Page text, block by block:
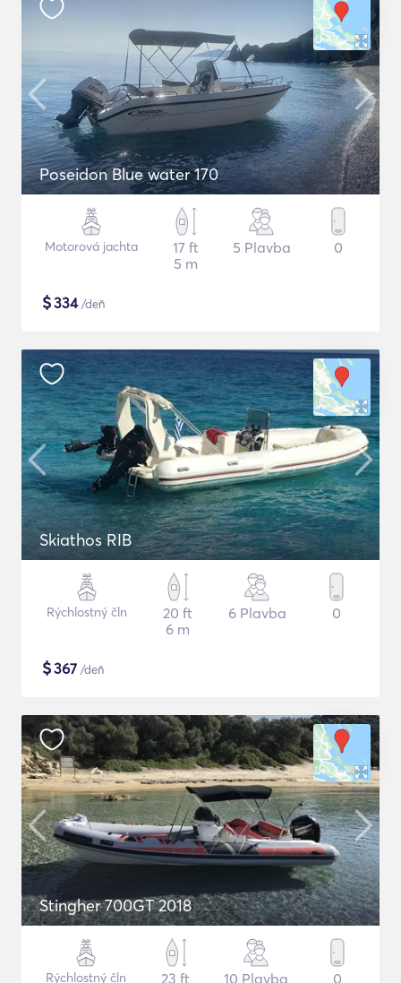
Poseidon Blue water 170
Motorová jachta
17 ft
5 m
5 Plavba 0
$334/deň
Skiathos RIB
Rýchlostný čln
20 ft
6 m
6 Plavba 0
$367 /deň
Stingher 700GT 2018
Rýchlostný čln
23 ft
10 Plavba 0